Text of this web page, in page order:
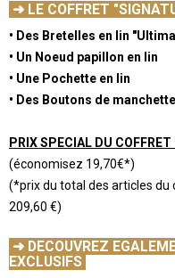
➜ LE COFFRET
• Des Bretelles en lin
• Un Noeud papillon en lin
• Une Pochette en lin
• Des Boutons de
PRIX SPECIAL DU
(économisez 19,70€*)
(*prix du total des articles
209,60 €)
➜ DECOUVREZ
EXCLUSIFS